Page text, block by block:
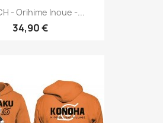
- Orihime Inoue -...
34,90 €